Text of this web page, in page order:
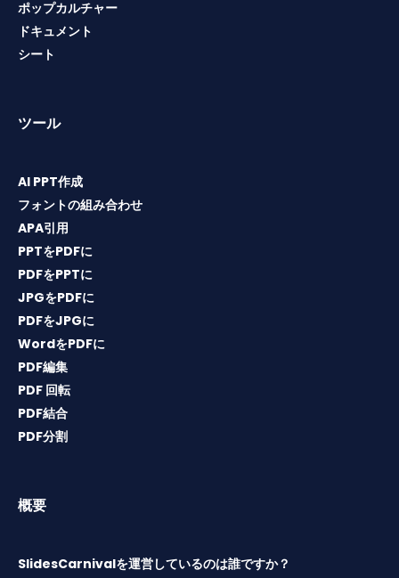
ポップカルチャー
ドキュメント
シート
ツール
AI PPT作成
フォントの組み合わせ
APA引用
PPTをPDFに
PDFをPPTに
JPGをPDFに
PDFをJPGに
WordをPDFに
PDF編集
PDF 回転
PDF結合
PDF分割
概要
SlidesCarnivalを運営しているのは誰ですか？